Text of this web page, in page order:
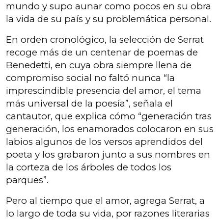
mundo y supo aunar como pocos en su obra
la vida de su país y su problemática personal.
En orden cronológico, la selección de Serrat
recoge más de un centenar de poemas de
Benedetti, en cuya obra siempre llena de
compromiso social no faltó nunca “la
imprescindible presencia del amor, el tema
más universal de la poesía”, señala el
cantautor, que explica cómo “generación tras
generación, los enamorados colocaron en sus
labios algunos de los versos aprendidos del
poeta y los grabaron junto a sus nombres en
la corteza de los árboles de todos los
parques”.
Pero al tiempo que el amor, agrega Serrat, a
lo largo de toda su vida, por razones literarias